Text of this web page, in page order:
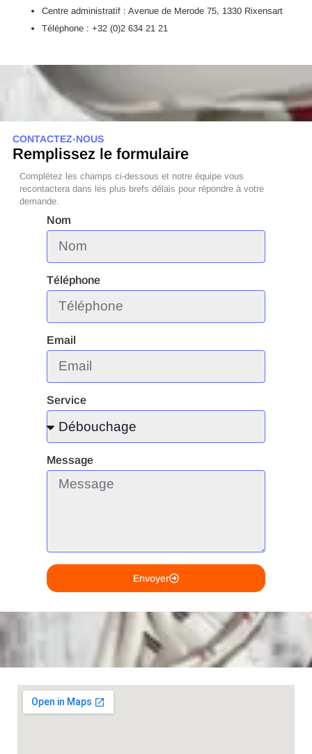
Centre administratif : Avenue de Merode 75, 1330 Rixensart
Téléphone : +32 (0)2 634 21 21
CONTACTEZ-NOUS
Remplissez le formulaire
Complétez les champs ci-dessous et notre équipe vous
recontactera dans les plus brefs délais pour répondre à votre
demande.
Nom
Téléphone
Email
Service
Message
Envoyer